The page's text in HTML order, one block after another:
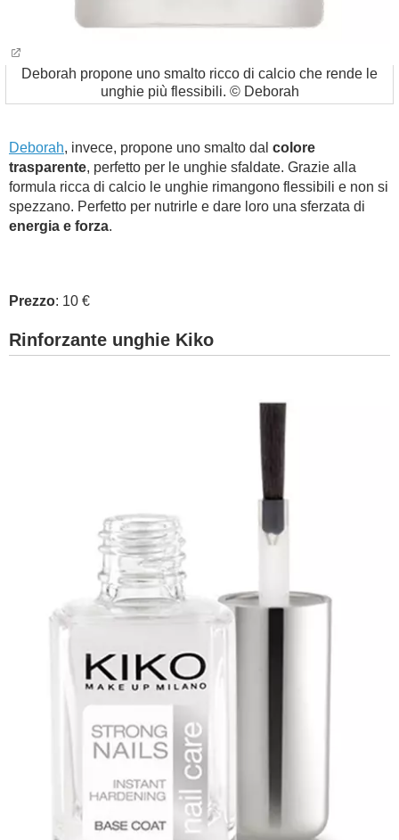
Deborah propone uno smalto ricco di calcio che rende le
unghie più flessibili. © Deborah
Deborah, invece, propone uno smalto dal colore
trasparente, perfetto per le unghie sfaldate. Grazie alla
formula ricca di calcio le unghie rimangono flessibili e non si
spezzano. Perfetto per nutrirle e dare loro una sferzata di
energia e forza.
Prezzo: 10 €
Rinforzante unghie Kiko